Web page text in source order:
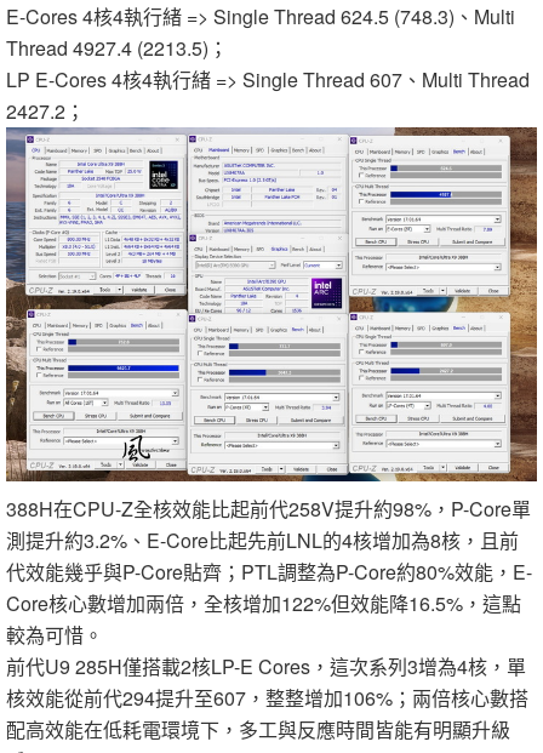
E-Cores 4核4執行緒 => Single Thread 624.5 (748.3)、Multi
Thread 4927.4 (2213.5)；
LP E-Cores 4核4執行緒 => Single Thread 607、Multi Thread
2427.2；
388H在CPU-Z全核效能比起前代258V提升約98%，P-Core單
測提升約3.2%、E-Core比起先前LNL的4核增加為8核，且前
代效能幾乎與P-Core貼齊；PTL調整為P-Core約80%效能，E-
Core核心數增加兩倍，全核增加122%但效能降16.5%，這點
較為可惜。
前代U9 285H僅搭載2核LP-E Cores，這次系列3增為4核，單
核效能從前代294提升至607，整整增加106%；兩倍核心數搭
配高效能在低耗電環境下，多工與反應時間皆能有明顯升級